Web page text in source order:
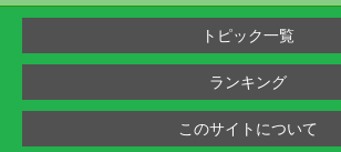
トピック一覧
ランキング
このサイトについて